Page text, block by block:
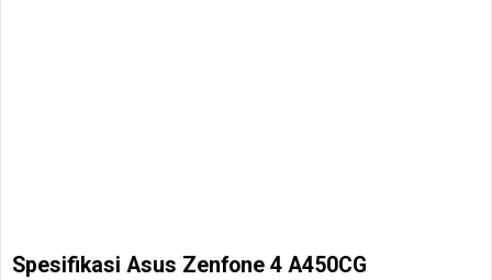
Spesifikasi Asus Zenfone 4 A450CG